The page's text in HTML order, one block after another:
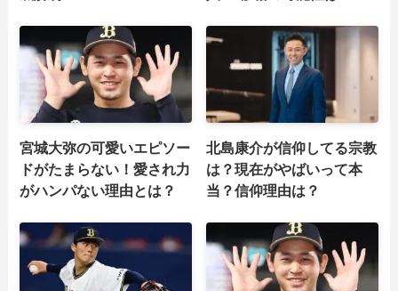
宮城大弥の可愛いエピソー
ドがたまらない！愛され力
がハンパない理由とは？
北島康介が信仰してる宗教
は？現在がやばいって本
当？信仰理由は？